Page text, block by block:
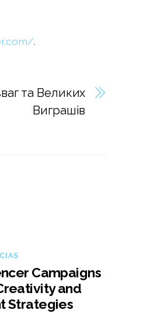
.
та Великих
Виграшів
Campaigns
and
Strategies